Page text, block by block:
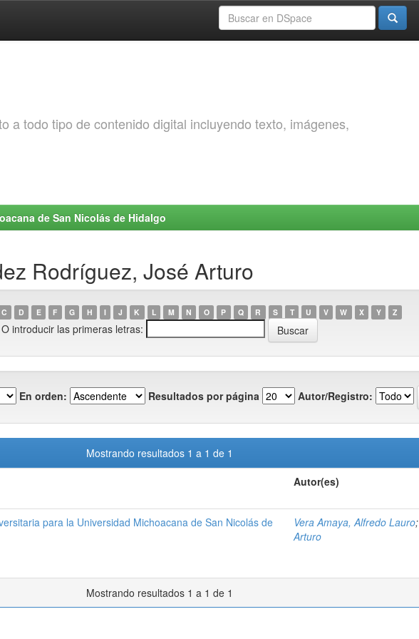
a todo tipo de contenido digital incluyendo texto, imágenes,
de San Nicolás de Hidalgo
Rodríguez, José Arturo
C D E F G H I J K L M N O P Q R S T U V W X Y Z
O introducir las primeras letras:
En orden: Resultados por página Autor/Registro:
Mostrando resultados 1 a 1 de 1
Autor(es)
para la Universidad Michoacana de San Nicolás de
Vera Amaya, Alfredo Lauro;
Arturo
Mostrando resultados 1 a 1 de 1